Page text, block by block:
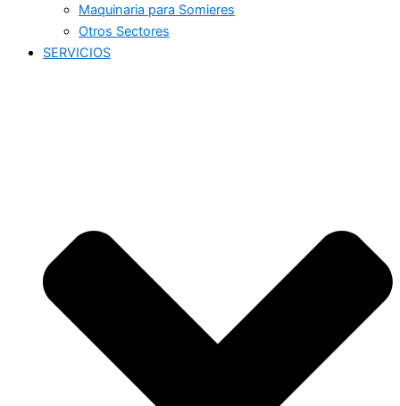
Maquinaria para Somieres
Otros Sectores
SERVICIOS